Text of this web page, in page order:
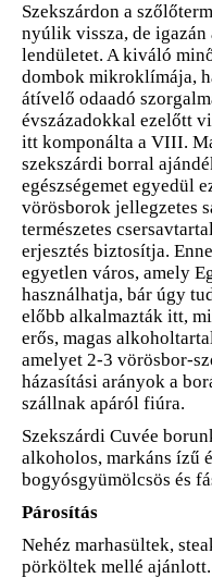
Szekszárdon a
nyúlik vissza, de
lendületet. A kiváló
dombok mikroklímája,
átívelő odaadó
évszázadokkal ezelőtt
itt komponálta a VIII.
szekszárdi borral
egészségemet egyedül
vörösborok jellegzetes
természetes
erjesztés biztosítja.
egyetlen város, amely
használhatja, bár úgy
előbb alkalmazták itt,
erős, magas
amelyet 2-3 vörösbor-
házasítási arányok a
szállnak apáról fiúra.
Szekszárdi Cuvée
alkoholos, markáns ízű
bogyósgyümölcsös és
Párosítás
Nehéz marhasültek,
pörköltek mellé ajánlott.